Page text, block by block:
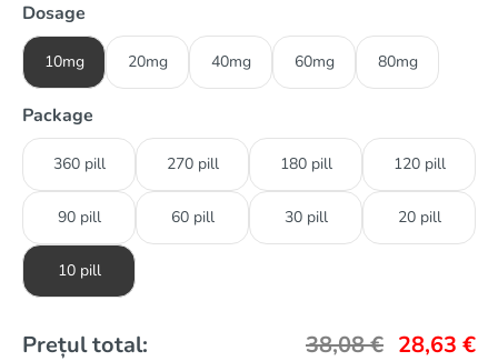
Dosage
10mg 20mg 40mg 60mg 80mg
Package
360 pill 270 pill 180 pill 120 pill
90 pill 60 pill 30 pill 20 pill
10 pill
Prețul total: 38,08€ 28,63 €